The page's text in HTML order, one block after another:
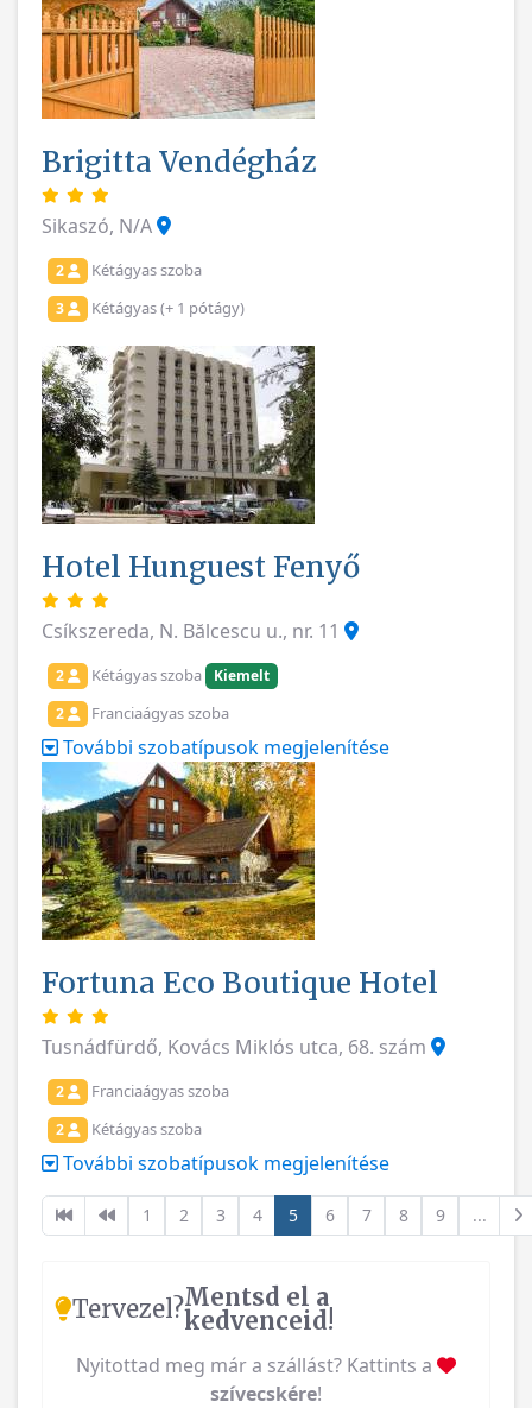
Brigitta Vendégház
Sikaszó, N/A
2 Kétágyas szoba
3 Kétágyas (+ 1 pótágy)
Hotel Hunguest Fenyő
Csíkszereda, N. Bălcescu u., nr. 11
2 Kétágyas szoba
Kiemelt
2
Franciaágyas szoba
További szobatípusok megjelenítése
Fortuna Eco Boutique Hotel
Tusnádfürdő, Kovács Miklós utca, 68. szám
2 Franciaágyas szoba
2 Kétágyas szoba
További szobatípusok megjelenítése
1 2 3 4 5 6 7 8 9 ...
Tervezel?Mentsd el a
kedvenceid!
Nyitottad meg már a szállást? Kattints a
szívecskére!